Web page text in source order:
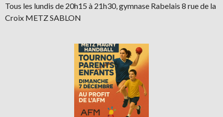
Tous les lundis de 20h15 à 21h30, gymnase Rabelais 8 rue de la
Croix METZ SABLON